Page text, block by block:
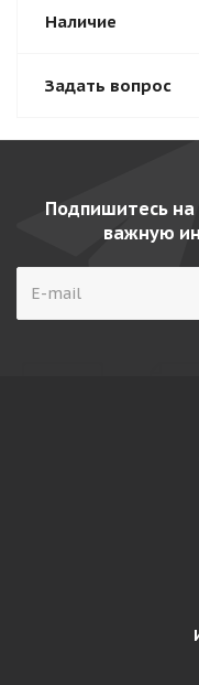
Наличие
Задать вопрос
Подпишитесь на
важную